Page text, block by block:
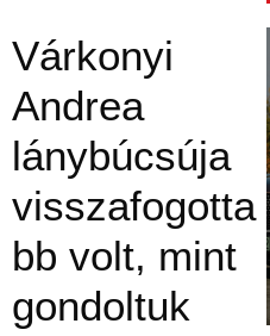
Várkonyi
Andrea
lánybúcsúja
visszafogotta
bb volt, mint
gondoltuk